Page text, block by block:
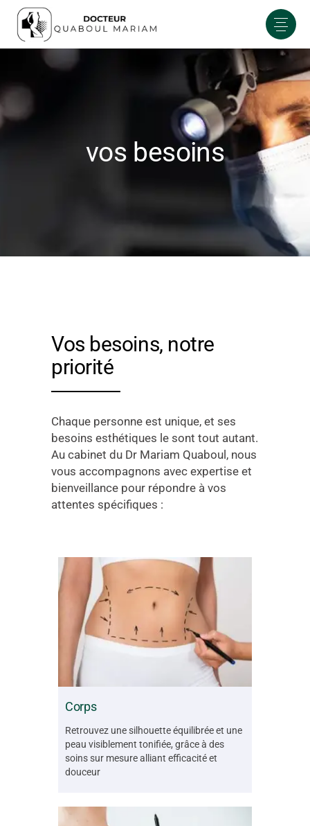
vos besoins
Vos besoins, notre
priorité
Chaque personne est unique, et ses
besoins esthétiques le sont tout autant.
Au cabinet du Dr Mariam Quaboul, nous
vous accompagnons avec expertise et
bienveillance pour répondre à vos
attentes spécifiques :
Corps
Retrouvez une silhouette équilibrée et une
peau visiblement tonifiée, grâce à des
soins sur mesure alliant efficacité et
douceur